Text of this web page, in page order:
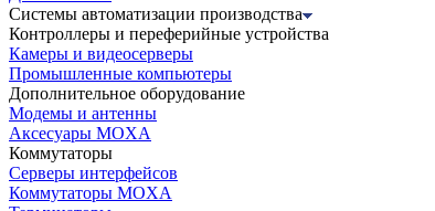
Системы автоматизации производства
Контроллеры и переферийные устройства
Камеры и видеосерверы
Промышленные компьютеры
Дополнительное оборудование
Модемы и антенны
Аксесуары MOXA
Коммутаторы
Серверы интерфейсов
Коммутаторы MOXA